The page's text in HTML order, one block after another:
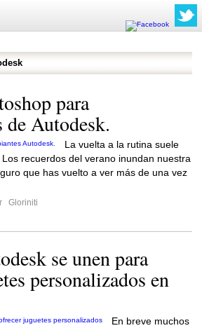
para
Autodesk.
La vuelta a la rutina suele
recuerdos del verano inundan nuestra
que has vuelto a ver más de una vez
Gloriniti
se unen para
personalizados en
En breve muchos